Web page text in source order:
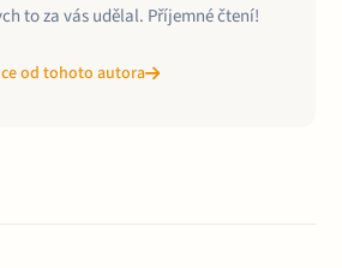
to za vás udělal. Příjemné čtení!
od tohoto autora